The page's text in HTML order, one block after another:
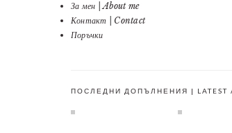
За мен | About me
Контакт | Contact
Поръчки
ПОСЛЕДНИ ДОПЪЛНЕНИЯ | LATEST